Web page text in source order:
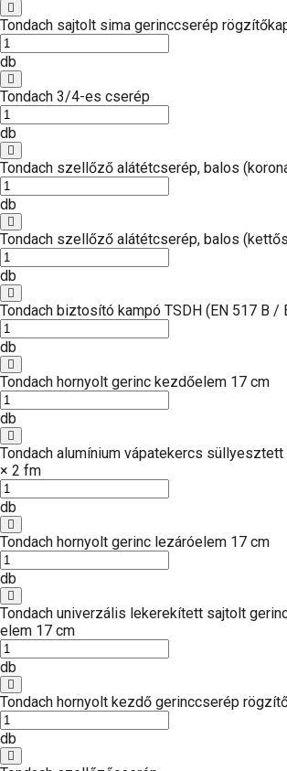
Tondach sajtolt sima gerinccserép
db
Tondach 3/4-es cserép
db
Tondach szellőző alátétcserép, balos
db
Tondach szellőző alátétcserép, balos
db
Tondach biztosító kampó TSDH (EN 517 B /
db
Tondach hornyolt gerinc kezdőelem 17 cm
db
Tondach alumínium vápatekercs süllyesztett
× 2 fm
db
Tondach hornyolt gerinc lezáróelem 17 cm
db
Tondach univerzális lekerekített sajtolt
elem 17 cm
db
Tondach hornyolt kezdő gerinccserép
db